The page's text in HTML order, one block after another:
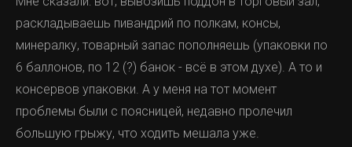
раскладываешь пивандрий по полкам, консы,
минералку, товарный запас пополняешь (упаковки по
6 баллонов, по 12 (?) банок - всё в этом духе). А то и
консервов упаковки. А у меня на тот момент
проблемы были с поясницей, недавно пролечил
большую грыжу, что ходить мешала уже.